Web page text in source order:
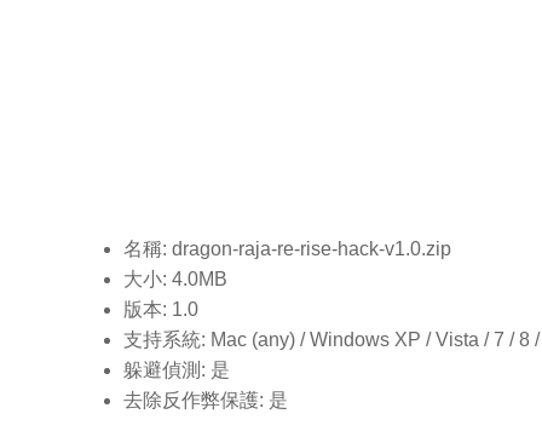
名稱: dragon-raja-re-rise-hack-v1.0.zip
大小: 4.0MB
版本: 1.0
支持系統: Mac (any) / Windows XP / Vista / 7 / 8
躲避偵測: 是
去除反作弊保護: 是